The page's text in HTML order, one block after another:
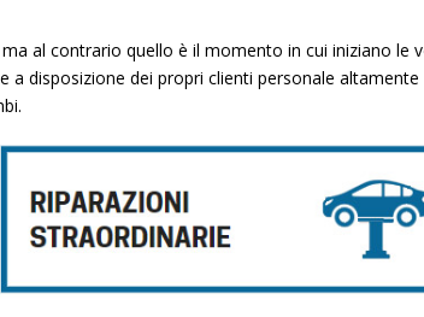
al contrario quello è il momento in cui iniziano le
disposizione dei propri clienti personale altamente